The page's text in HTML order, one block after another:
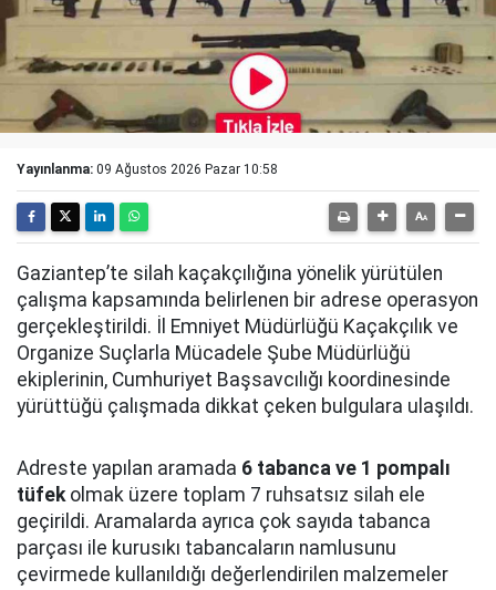
Yayınlanma: 09 Ağustos 2026 Pazar 10:58
Gaziantep’te silah kaçakçılığına yönelik yürütülen
çalışma kapsamında belirlenen bir adrese operasyon
gerçekleştirildi. İl Emniyet Müdürlüğü Kaçakçılık ve
Organize Suçlarla Mücadele Şube Müdürlüğü
ekiplerinin, Cumhuriyet Başsavcılığı koordinesinde
yürüttüğü çalışmada dikkat çeken bulgulara ulaşıldı.
Adreste yapılan aramada 6 tabanca ve 1 pompalı
tüfek olmak üzere toplam 7 ruhsatsız silah ele
geçirildi. Aramalarda ayrıca çok sayıda tabanca
parçası ile kurusıkı tabancaların namlusunu
çevirmede kullanıldığı değerlendirilen malzemeler